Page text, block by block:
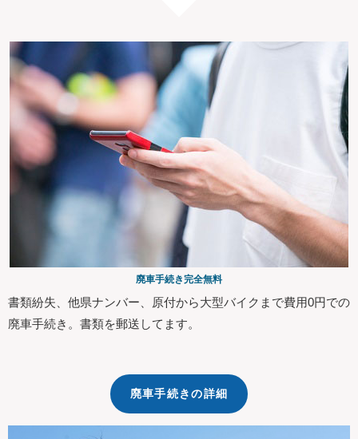
廃車手続き完全無料
書類紛失、他県ナンバー、原付から大型バイクまで費用0円での
廃車手続き。書類を郵送してます。
廃車手続きの詳細